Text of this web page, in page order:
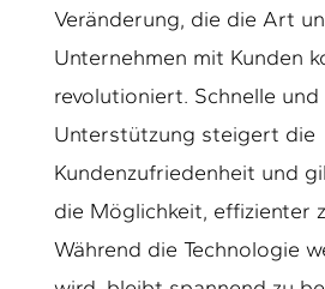
Veränderung, die die Art
Unternehmen mit Kunden
revolutioniert. Schnelle
Unterstützung steigert die
Kundenzufriedenheit und
die Möglichkeit, effizienter
Während die Technologie